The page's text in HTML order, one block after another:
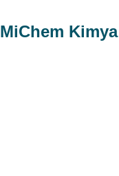
MiChem Kimya